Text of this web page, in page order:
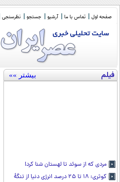
صفحه اول تماس با ما آرشیو جستجو نظرسنجی
فیلم بیشتر »»
مردی که از سوئد تا لهستان شنا کرد!
کوثری: ۱۸ تا ۲۵ درصد انرژی دنیا از تنگۀ